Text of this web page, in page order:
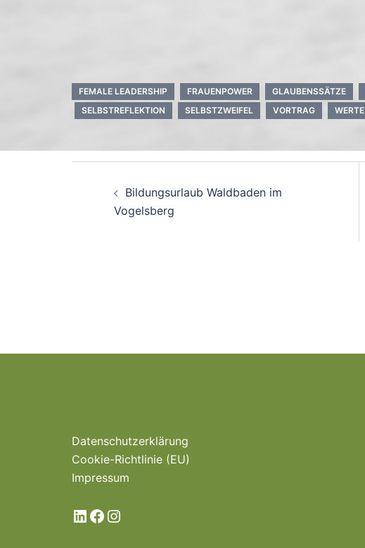
FEMALE LEADERSHIP FRAUENPOWER GLAUBENSSÄTZE
SELBSTREFLEKTION
SELBSTZWEIFEL VORTRAG WERTE
Bildungsurlaub Waldbaden im
Vogelsberg
Datenschutzerklärung
Cookie-Richtlinie (EU)
Impressum
LinkedIn
Facebook
Instagram